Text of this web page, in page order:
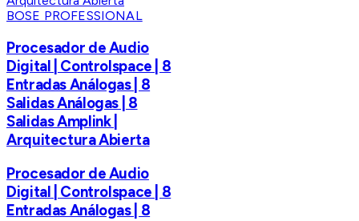
BOSE PROFESSIONAL
Procesador de Audio
Digital | Controlspace | 8
Entradas Análogas | 8
Salidas Análogas | 8
Salidas Amplink |
Arquitectura Abierta
Procesador de Audio
Digital | Controlspace | 8
Entradas Análogas | 8